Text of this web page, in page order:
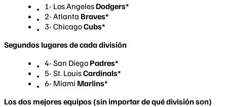
1- Los Angeles Dodgers*
2- Atlanta Braves*
3- ChicagoCubs*
Segundos lugares de cada división
4- San Diego Padres*
5- St. LouisCardinals*
6- Miami Marlins*
Los dos mejores equipos (sin importar de qué división son)